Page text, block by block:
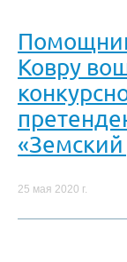
Ковру
«Земский
25 мая 2020 г.